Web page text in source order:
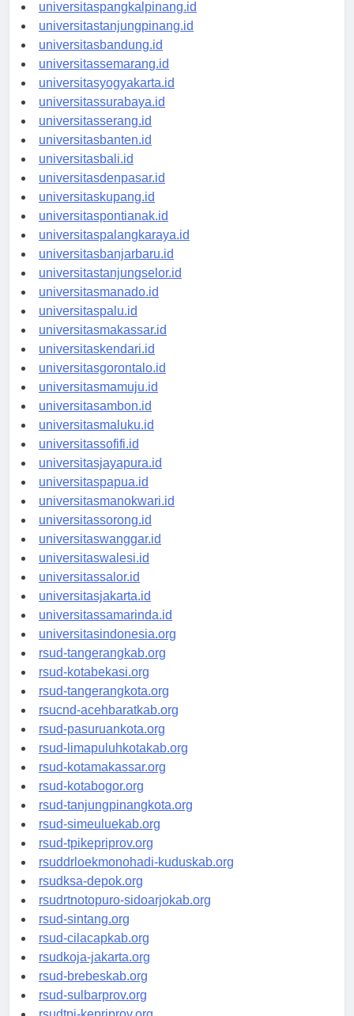
universitaspangkalpinang.id
universitastanjungpinang.id
universitasbandung.id
universitassemarang.id
universitasyogyakarta.id
universitassurabaya.id
universitasserang.id
universitasbanten.id
universitasbali.id
universitasdenpasar.id
universitaskupang.id
universitaspontianak.id
universitaspalangkaraya.id
universitasbanjarbaru.id
universitastanjungselor.id
universitasmanado.id
universitaspalu.id
universitasmakassar.id
universitaskendari.id
universitasgorontalo.id
universitasmamuju.id
universitasambon.id
universitasmaluku.id
universitassofifi.id
universitasjayapura.id
universitaspapua.id
universitasmanokwari.id
universitassorong.id
universitaswanggar.id
universitaswalesi.id
universitassalor.id
universitasjakarta.id
universitassamarinda.id
universitasindonesia.org
rsud-tangerangkab.org
rsud-kotabekasi.org
rsud-tangerangkota.org
rsucnd-acehbaratkab.org
rsud-pasuruankota.org
rsud-limapuluhkotakab.org
rsud-kotamakassar.org
rsud-kotabogor.org
rsud-tanjungpinangkota.org
rsud-simeuluekab.org
rsud-tpikepriprov.org
rsuddrloekmonohadi-kuduskab.org
rsudksa-depok.org
rsudrtnotopuro-sidoarjokab.org
rsud-sintang.org
rsud-cilacapkab.org
rsudkoja-jakarta.org
rsud-brebeskab.org
rsud-sulbarprov.org